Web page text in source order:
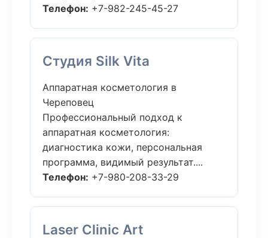
Телефон: +7-982-245-45-27
Студия Silk Vita
Аппаратная косметология в
Череповец
Профессиональный подход к
аппаратная косметология:
диагностика кожи, персональная
программа, видимый результат....
Телефон: +7-980-208-33-29
Laser Clinic Art